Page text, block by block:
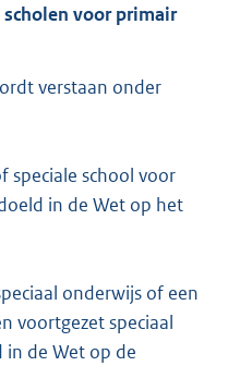
voor primair
verstaan onder
speciale school voor
in de Wet op het
onderwijs of een
voortgezet speciaal
in de Wet op de